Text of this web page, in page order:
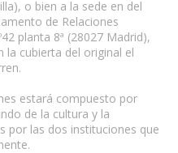
o bien a la sede en del
de Relaciones
planta 8ª (28027 Madrid),
la cubierta del original el
estará compuesto por
de la cultura y la
por las dos instituciones que